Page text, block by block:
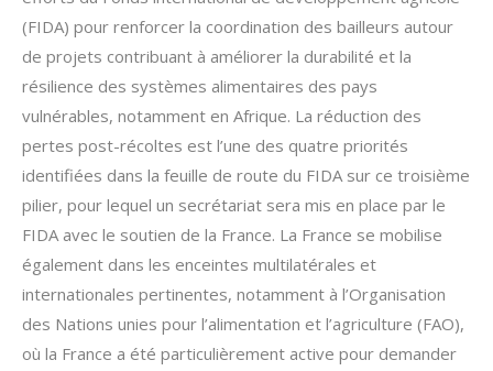
(FIDA) pour renforcer la coordination des bailleurs autour
de projets contribuant à améliorer la durabilité et la
résilience des systèmes alimentaires des pays
vulnérables, notamment en Afrique. La réduction des
pertes post-récoltes est l’une des quatre priorités
identifiées dans la feuille de route du FIDA sur ce troisième
pilier, pour lequel un secrétariat sera mis en place par le
FIDA avec le soutien de la France. La France se mobilise
également dans les enceintes multilatérales et
internationales pertinentes, notamment à l’Organisation
des Nations unies pour l’alimentation et l’agriculture (FAO),
où la France a été particulièrement active pour demander